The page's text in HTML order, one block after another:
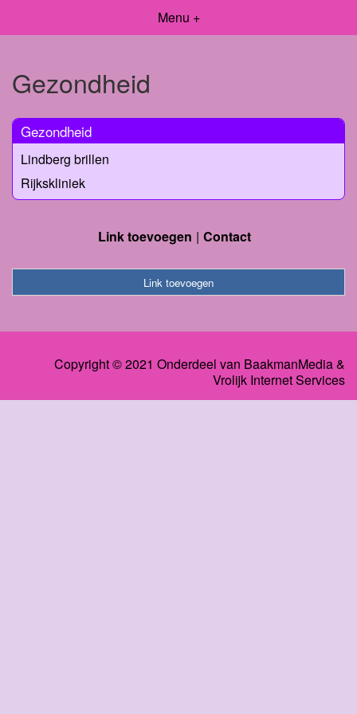
Menu +
Gezondheid
Gezondheid
Lindberg brillen
Rijkskliniek
Link toevoegen Contact
Link toevoegen
Copyright © 2021 Onderdeel van BaakmanMedia&
Vrolijk Internet Services